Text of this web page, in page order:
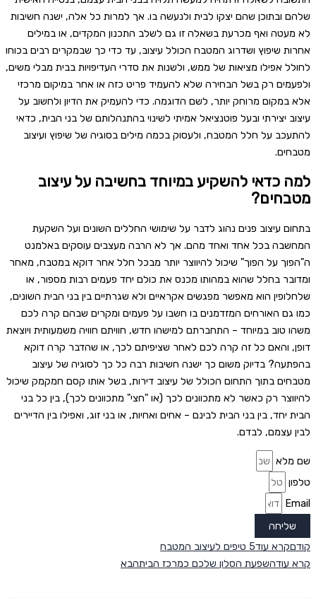
שלהם ובתוכן שהם יצקו לבית ולנעשה בו. אך למרות כל אלה, ישנה חשיבות
לא מעטה ואף מכרעת בשאלה זו גם לשלב התכנון המקדים, או במילים
אחרות שיפוץ ושדרוג המטבח הכולל עיצוב, עד כדי כך שבמקרים רבים בכוחו
לחולל אפילו מציאות של ממש, ולשנות את סדרי העדיפויות בבית מבלי משים,
ולפעמים רק בשל הבחירה שלא להעמיד פריט כזה או אחר במיקום מרכזי
אלא במקום מרוחק יותר, לשם הדוגמה. כדי להעמיק את הדיון ולחשוב על
עיצוב יצירתי ובעל פוטנציאל אמיתי לשינוי בהתנהלותם של בני הבית, כדאי
להתעכב על חלל המטבח, ולעסוק בכמה מילים בסוגיה של שיפוץ ועיצוב
מטבחים.
למה כדאי להשקיע במיוחד בחשיבה על עיצוב
מטבחים?
בתחום עיצוב פנים נהוג לדבר על שימושי החללים השונים ועל השקעת
המחשבה בכל אחד ואחד מהם. אך לא הרבה מעצבים עוסקים באלמנט
ה"הפוך על הפוך" שיכול להיווצר יותר מבכל חלל אחר דוקא במטבח, מאחר
ומדובר בחלל שהוא במהותו מכנס את כולם יחד פעמים רבות מספור, או
שלחלופין הוא מאפשר מפגשים אקראיים ולא שגרתיים בין בני הבית השונים,
כמו גם האורחים המזדמנים בו חשבו על פעמים ומקרים שבהם קרה לכם
משהו טוב במיוחד – התחברתם למישהו חדש, חוויתם חוויה משמעותית ויוצאת
דופן, והאם כל זה קרה לכם לאחר שציפיתם לכך, או שהדבר קרה דוקא
בהפתעה? בדיוק משום כך ישנה חשיבות רבה כל כך לסוגיה של עיצוב
מטבחים בתוך התחום הכולל של עיצוב דירות, בשל אותו קסם חמקמק שיכול
להיווצר רק כאשר לא מתכוונים לכך (או "חצי" מתכוונים לכך), בין כל בני
הבית יחד, בין בני הבית לבינם – אחים ואחיות, או בני זוג, ואפילו בין הדיירים
לבין עצמם, לבדם.
שם מלא
טלפון
Email
שליחה
קודםקרא עוד5 טיפים לעיצוב המטבח
קרא עודהשפעת הסלון שלכם כמרכז הביתהבא